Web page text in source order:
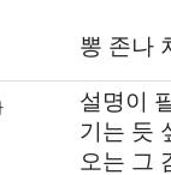
뽕 존나
설명이
기는 듯
오는 그